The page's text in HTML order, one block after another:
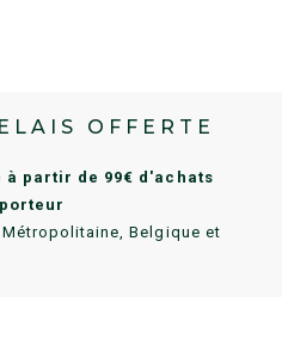
OFFERTE
partir de 99€ d'achats
Belgique et